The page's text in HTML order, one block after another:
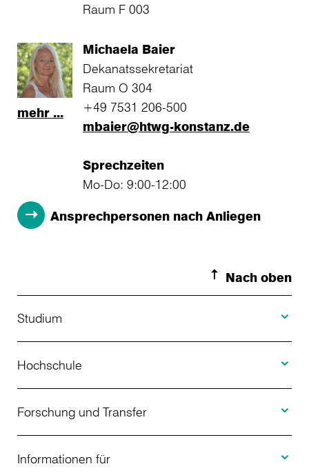
Raum F 003
mehr ...
Michaela Baier
Dekanatssekretariat
Raum O 304
+49 7531 206-500
mbaier@htwg-konstanz.de
Sprechzeiten
Mo-Do: 9:00-12:00
Ansprechpersonen nach Anliegen
Nach oben
Studium
Studienangebot
Bewerbung
Studienberatung
Hochschule
Über uns
Aktuelles
Forschung und Transfer
Projekte
Informationen für